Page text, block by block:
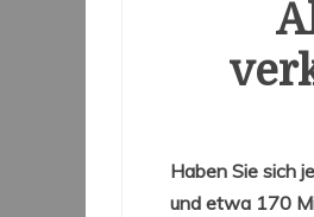
Haben Sie sich
und etwa 170